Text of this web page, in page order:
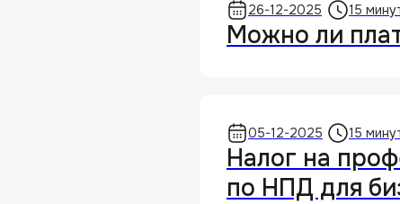
26-12-2025 15
Можно ли
05-12-2025 15
Налог на
по НПД для
О медиа-проекте Prodamus «Знание — деньги»
Пишем обо всём, что может быть полезно